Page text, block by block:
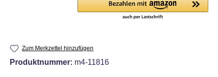
Zum Merkzettel hinzufügen
Produktnummer: m4-11816